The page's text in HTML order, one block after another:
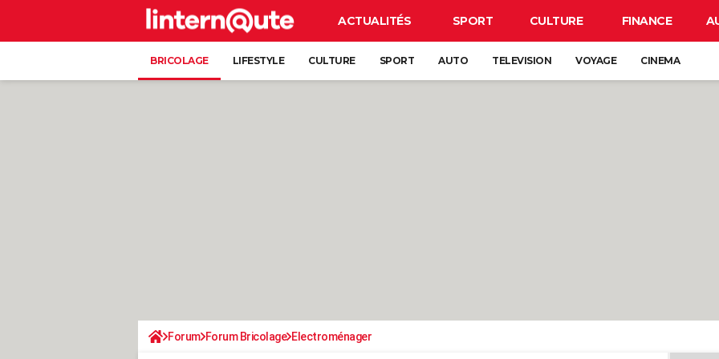
ACTUALITÉS SPORT CULTURE FINANCE
BRICOLAGE LIFESTYLE CULTURE SPORT AUTO TELEVISION VOYAGE CINEMA
Forum Forum Bricolage Electroménager